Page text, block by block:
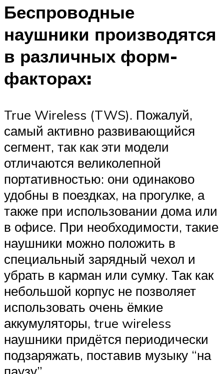
Беспроводные
наушники производятся
в различных форм-
факторах:
True Wireless (TWS). Пожалуй,
самый активно развивающийся
сегмент, так как эти модели
отличаются великолепной
портативностью: они одинаково
удобны в поездках, на прогулке, а
также при использовании дома или
в офисе. При необходимости, такие
наушники можно положить в
специальный зарядный чехол и
убрать в карман или сумку. Так как
небольшой корпус не позволяет
использовать очень ёмкие
аккумуляторы, true wireless
наушники придётся периодически
подзаряжать, поставив музыку “на